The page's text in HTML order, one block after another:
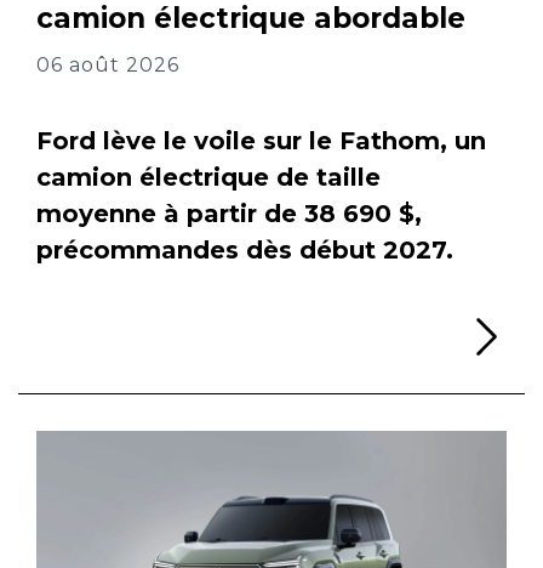
camion électrique abordable
06 août 2026
Ford lève le voile sur le Fathom, un
camion électrique de taille
moyenne à partir de 38 690 $,
précommandes dès début 2027.